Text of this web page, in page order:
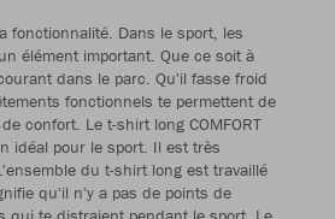
fonctionnalité. Dans le sport, les
élément important. Que ce soit à
dans le parc. Qu'il fasse froid
fonctionnels te permettent de
confort. Le t-shirt long COMFORT
idéal pour le sport. Il est très
du t-shirt long est travaillé
qu'il n'y a pas de points de